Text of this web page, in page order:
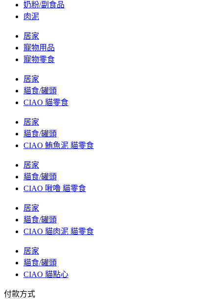
奶粉/副食品
肉泥
居家
寵物用品
寵物零食
居家
貓食/罐頭
CIAO 貓零食
居家
貓食/罐頭
CIAO 鮪魚泥 貓零食
居家
貓食/罐頭
CIAO 啾嚕 貓零食
居家
貓食/罐頭
CIAO 貓肉泥 貓零食
居家
貓食/罐頭
CIAO 貓點心
付款方式